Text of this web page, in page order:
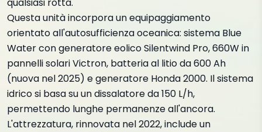
Questa unità incorpora un equipaggiamento
orientato all'autosufficienza oceanica: sistema Blue
Water con generatore eolico Silentwind Pro, 660W in
pannelli solari Victron, batteria al litio da 600 Ah
(nuova nel 2025) e generatore Honda 2000. Il sistema
idrico si basa su un dissalatore da 150 L/h,
permettendo lunghe permanenze all'ancora.
L'attrezzatura, rinnovata nel 2022, include un